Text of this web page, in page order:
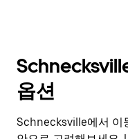
옵션
Schnecksville에서 이